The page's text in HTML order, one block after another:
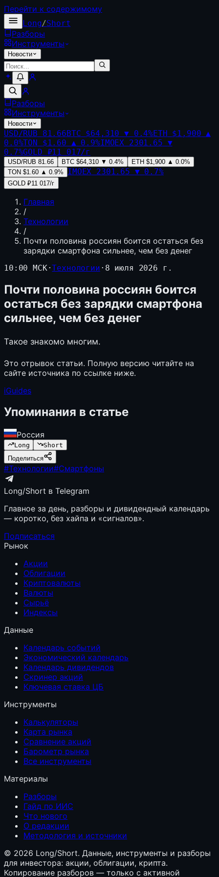
Перейти к содержимому
Long/Short
Разборы
Инструменты
Новости
Разборы
Инструменты
Новости
USD/RUB 81.66BTC $64,310 ▼ 0.4%ETH $1,900 ▲
0.0%TON $1.60 ▲ 0.9%IMOEX 2301.65 ▼
0.7%GOLD ₽11 017/г
USD/RUB 81.66 BTC $64,310 ▼ 0.4% ETH $1,900 ▲ 0.0%
TON $1.60 ▲ 0.9% IMOEX 2301.65 ▼ 0.7%
GOLD ₽11 017/г
Главная
/
Технологии
/
Почти половина россиян боится остаться без
зарядки смартфона сильнее, чем без денег
10:00 МСК·Технологии · 8 июля 2026 г.
Почти половина россиян боится
остаться без зарядки смартфона
сильнее, чем без денег
Такое знакомо многим.
Это отрывок статьи. Полную версию читайте на
сайте источника по ссылке ниже.
iGuides
Упоминания в статье
Россия
Long
Short
Поделиться
#Технологии#Смартфоны
Long/Short в Telegram
Главное за день, разборы и дивидендный календарь
— коротко, без хайпа и «сигналов».
Подписаться
Рынок
Акции
Облигации
Криптовалюты
Валюты
Сырьё
Индексы
Данные
Календарь событий
Экономический календарь
Календарь дивидендов
Скринер акций
Ключевая ставка ЦБ
Инструменты
Калькуляторы
Карта рынка
Сравнение акций
Барометр рынка
Все инструменты
Материалы
Разборы
Гайд по ИИС
Что нового
О редакции
Методология и источники
© 2026 Long/Short. Данные, инструменты и разборы
для инвестора: акции, облигации, крипта.
Копирование разборов — только с активной